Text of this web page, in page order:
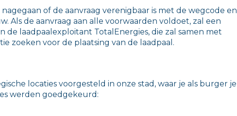
of de aanvraag verenigbaar is met de wegcode en
Als de aanvraag aan alle voorwaarden voldoet, zal een
de laadpaalexploitant TotalEnergies, die zal samen met
zoeken voor de plaatsing van de laadpaal.
locaties voorgesteld in onze stad, waar je als burger je
werden goedgekeurd: